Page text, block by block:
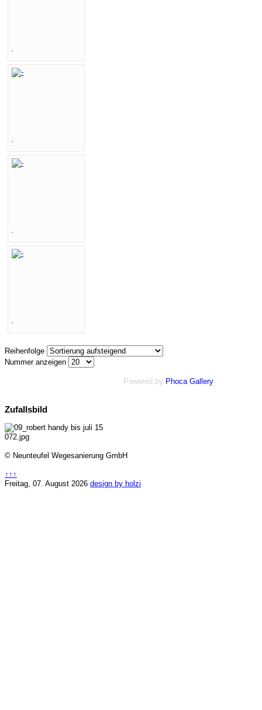
-
-
-
-
Reihenfolge
Nummer anzeigen
Powered by Phoca Gallery
Zufallsbild
© Neunteufel Wegesanierung GmbH
↑↑↑
Freitag, 07. August 2026 design by holzi